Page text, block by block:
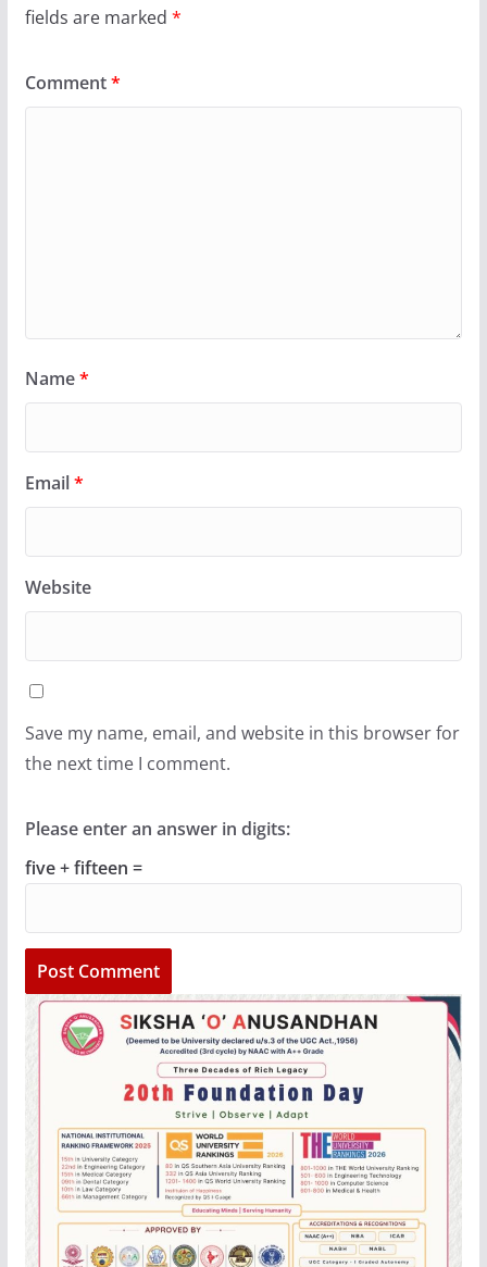
fields are marked *
Comment*
Name*
Email*
Website
Save my name, email, and website in this browser for
the next time I comment.
Please enter an answer in digits:
five + fifteen =